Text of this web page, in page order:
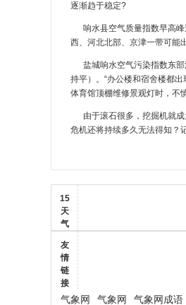
逐渐趋于稳定?
响水县空气质量指数早高
西、河北北部、京津一带可能
盐城响水空气污染指数东
持平）。“办公楼和宿舍楼都
体育馆顶棚维修景观灯时，不
由于滚石很多，挖掘机就
危机还将持续多久无法得知？
15
天
气
友
情
链
接
气象网 气象网 气象网成语